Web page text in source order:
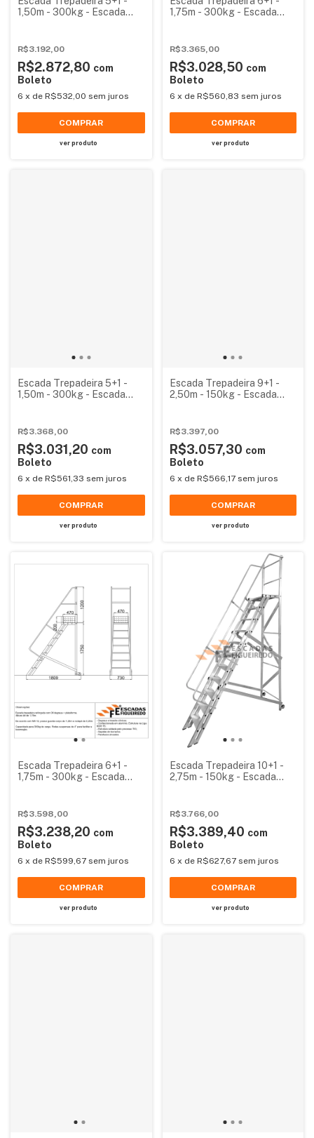
1,50m - 300kg - Escada
R$3.192,00
R$2.872,80 com
Boleto
6 x de R$532,00 sem juros
COMPRAR
ver produto
1,75m - 300kg - Escada
R$3.365,00
R$3.028,50 com
Boleto
6 x de R$560,83 sem juros
COMPRAR
ver produto
Escada Trepadeira 5+1 -
1,50m - 300kg - Escada
(Plataforma 60x60cm)
R$3.368,00
R$3.031,20 com
Boleto
6 x de R$561,33 sem juros
COMPRAR
ver produto
Escada Trepadeira 9+1 -
2,50m - 150kg - Escada
R$3.397,00
R$3.057,30 com
Boleto
6 x de R$566,17 sem juros
COMPRAR
ver produto
Escada Trepadeira 6+1 -
1,75m - 300kg - Escada
R$3.598,00
R$3.238,20 com
Boleto
6 x de R$599,67 sem juros
COMPRAR
ver produto
Escada Trepadeira 10+1 -
2,75m - 150kg - Escada
R$3.766,00
R$3.389,40 com
Boleto
6 x de R$627,67 sem juros
COMPRAR
ver produto